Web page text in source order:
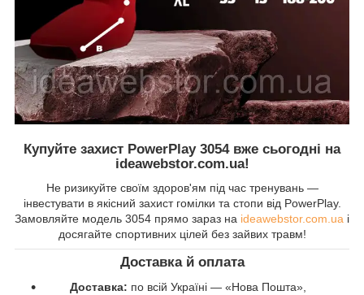
Купуйте захист PowerPlay 3054 вже сьогодні на
ideawebstor.com.ua!
Не ризикуйте своїм здоров'ям під час тренувань —
інвестувати в якісний захист гомілки та стопи від PowerPlay.
Замовляйте модель 3054 прямо зараз на ideawebstor.com.ua і
досягайте спортивних цілей без зайвих травм!
Доставка й оплата
Доставка: по всій Україні — «Нова Пошта»,